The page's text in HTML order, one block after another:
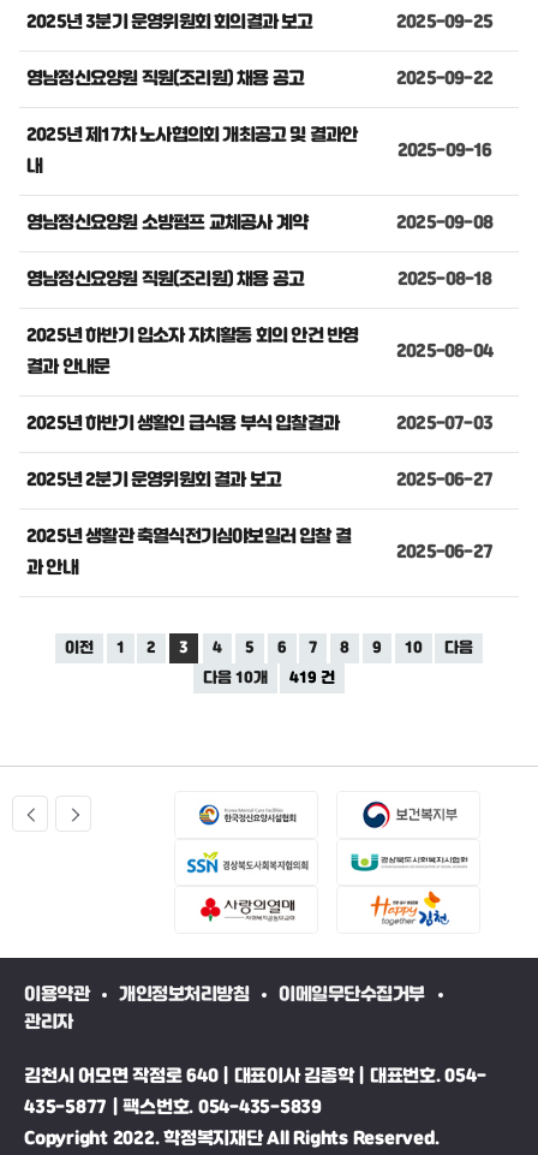
2025년 3분기 운영위원회 회의결과 보고 2025-09-25
영남정신요양원 직원(조리원) 채용 공고 2025-09-22
2025년 제17차 노사협의회 개최공고 및 결과안
내
2025-09-16
영남정신요양원 소방펌프 교체공사 계약 2025-09-08
영남정신요양원 직원(조리원) 채용 공고 2025-08-18
2025년 하반기 입소자 자치활동 회의 안건 반영
결과 안내문
2025-08-04
2025년 하반기 생활인 급식용 부식 입찰결과 2025-07-03
2025년 2분기 운영위원회 결과 보고 2025-06-27
2025년 생활관 축열식전기심야보일러 입찰 결
과 안내
2025-06-27
이전 1 2 3 4 5 6 7 8 9 10
다음
다음 10개
419 건
이용약관 개인정보처리방침
이메일무단수집거부
관리자
김천시 어모면 작점로 640 | 대표이사 김종학 | 대표번호. 054-
435-5877 | 팩스번호. 054-435-5839
Copyright 2022. 학정복지재단 All Rights Reserved.